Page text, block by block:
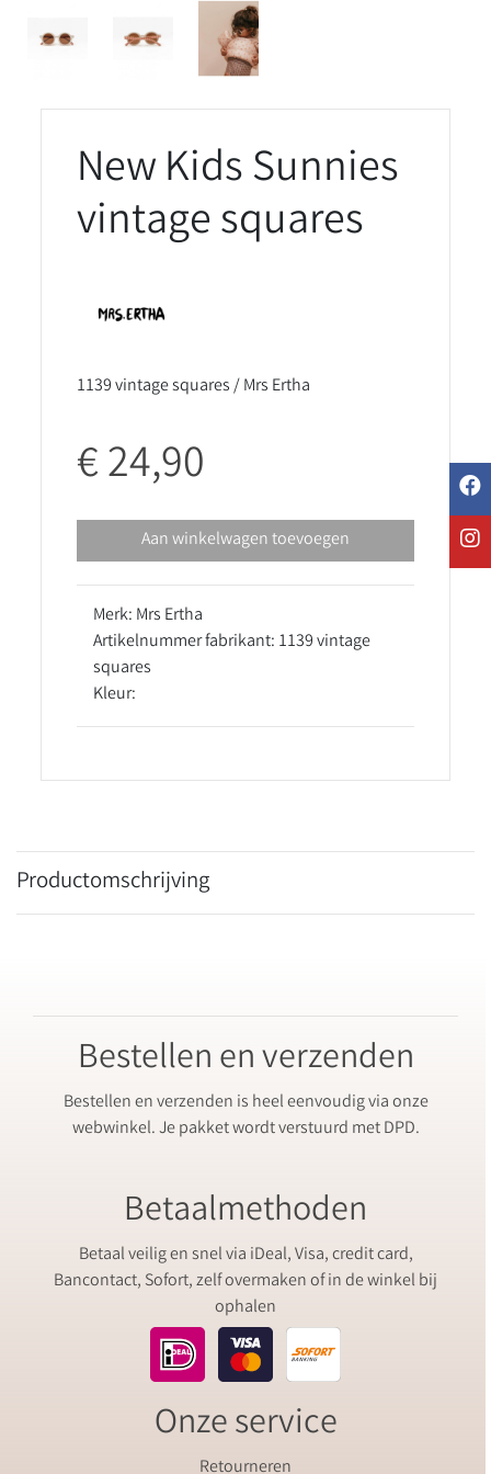
New Kids Sunnies
vintage squares
1139 vintage squares / Mrs Ertha
€ 24,90
Aan winkelwagen toevoegen
Merk: Mrs Ertha
Artikelnummer fabrikant: 1139 vintage
squares
Kleur:
Productomschrijving
Bestellen en verzenden
Bestellen en verzenden is heel eenvoudig via onze
webwinkel. Je pakket wordt verstuurd met DPD.
Betaalmethoden
Betaal veilig en snel via iDeal, Visa, credit card,
Bancontact, Sofort, zelf overmaken of in de winkel bij
ophalen
Onze service
Retourneren